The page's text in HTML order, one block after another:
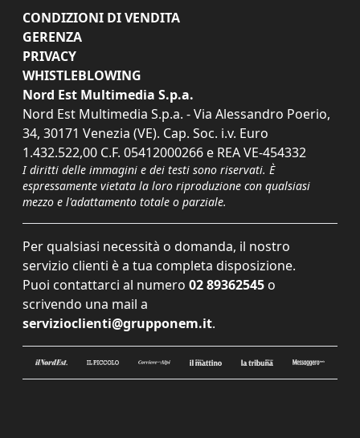
CONDIZIONI DI VENDITA
GERENZA
PRIVACY
WHISTLEBLOWING
Nord Est Multimedia S.p.a.
Nord Est Multimedia S.p.a. - Via Alessandro Poerio,
34, 30171 Venezia (VE). Cap. Soc. i.v. Euro
1.432.522,00 C.F. 05412000266 e REA VE-454332
I diritti delle immagini e dei testi sono riservati. È
espressamente vietata la loro riproduzione con qualsiasi
mezzo e l'adattamento totale o parziale.
Per qualsiasi necessità o domanda, il nostro
servizio clienti è a tua completa disposizione.
Puoi contattarci al numero 02 89362545 o
scrivendo una mail a
servizioclienti@grupponem.it.